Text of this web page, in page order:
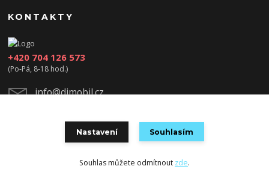
KONTAKTY
+420 704 126 573
(Po-Pá, 8-18 hod.)
info@djmobil.cz
Vytvořeno na Eshop-rychle.cz
Nastavení Souhlasím
Souhlas můžete odmítnout zde.